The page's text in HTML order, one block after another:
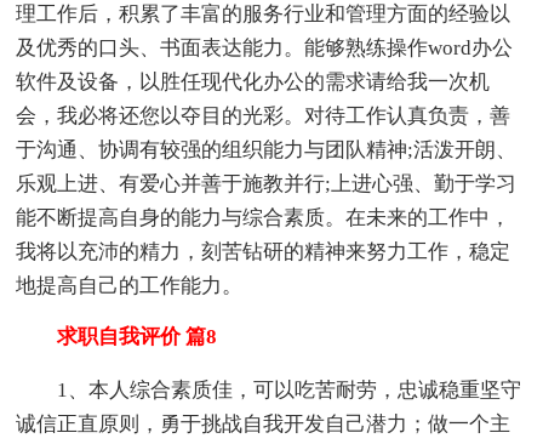
理工作后，积累了丰富的服务行业和管理方面的经验以
及优秀的口头、书面表达能力。能够熟练操作word办公
软件及设备，以胜任现代化办公的需求请给我一次机
会，我必将还您以夺目的光彩。对待工作认真负责，善
于沟通、协调有较强的组织能力与团队精神;活泼开朗、
乐观上进、有爱心并善于施教并行;上进心强、勤于学习
能不断提高自身的能力与综合素质。在未来的工作中，
我将以充沛的精力，刻苦钻研的精神来努力工作，稳定
地提高自己的工作能力。
求职自我评价 篇8
1、本人综合素质佳，可以吃苦耐劳，忠诚稳重坚守
诚信正直原则，勇于挑战自我开发自己潜力；做一个主